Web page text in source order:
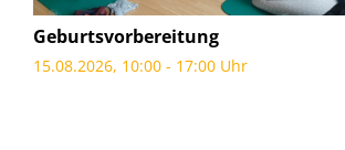
Geburtsvorbereitung
15.08.2026, 10:00 - 17:00 Uhr